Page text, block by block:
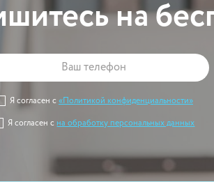
на
Я согласен с «Политикой конфиденциальности»
Я согласен с на обработку персональных данных